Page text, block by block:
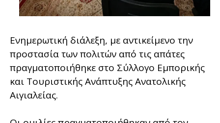
Ενημερωτική διάλεξη, με αντικείμενο την
προστασία των πολιτών από τις απάτες
πραγματοποιήθηκε στο Σύλλογο Εμπορικής
και Τουριστικής Ανάπτυξης Ανατολικής
Αιγιαλείας.